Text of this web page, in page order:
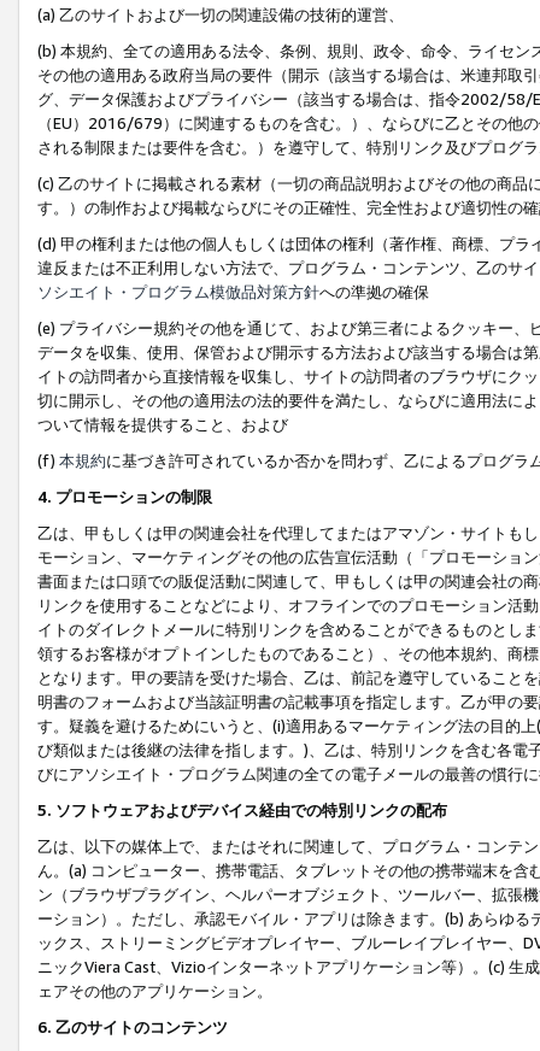
(a) 乙のサイトおよび一切の関連設備の技術的運営、
(b) 本規約、全ての適用ある法令、条例、規則、政令、命令、ライセ
その他の適用ある政府当局の要件（開示（該当する場合は、米連邦取
グ、データ保護およびプライバシー（該当する場合は、指令2002/58/
（EU）2016/679）に関連するものを含む。）、ならびに乙とその他
される制限または要件を含む。）を遵守して、特別リンク及びプログ
(c) 乙のサイトに掲載される素材（一切の商品説明およびその他の商
す。）の制作および掲載ならびにその正確性、完全性および適切性の
(d) 甲の権利または他の個人もしくは団体の権利（著作権、商標、プ
違反または不正利用しない方法で、プログラム・コンテンツ、乙のサ
ソシエイト・プログラム模倣品対策方針への準拠の確保
(e) プライバシー規約その他を通じて、および第三者によるクッキー
データを収集、使用、保管および開示する方法および該当する場合は
イトの訪問者から直接情報を収集し、サイトの訪問者のブラウザにク
切に開示し、その他の適用法の法的要件を満たし、ならびに適用法に
ついて情報を提供すること、および
(f) 本規約に基づき許可されているか否かを問わず、乙によるプログ
4. プロモーションの制限
乙は、甲もしくは甲の関連会社を代理してまたはアマゾン・サイトも
モーション、マーケティングその他の広告宣伝活動（「プロモーショ
書面または口頭での販促活動に関連して、甲もしくは甲の関連会社の
リンクを使用することなどにより、オフラインでのプロモーション活
イトのダイレクトメールに特別リンクを含めることができるものとし
領するお客様がオプトインしたものであること）、その他本規約、商
となります。甲の要請を受けた場合、乙は、前記を遵守していること
明書のフォームおよび当該証明書の記載事項を指定します。乙が甲の
す。疑義を避けるためにいうと、(i)適用あるマーケティング法の目的
び類似または後継の法律を指します。)、乙は、特別リンクを含む各
びにアソシエイト・プログラム関連の全ての電子メールの最善の慣行
5. ソフトウェアおよびデバイス経由での特別リンクの配布
乙は、以下の媒体上で、またはそれに関連して、プログラム・コンテ
ん。(a) コンピューター、携帯電話、タブレットその他の携帯端末を
ン（ブラウザプラグイン、ヘルパーオブジェクト、ツールバー、拡張
ーション）。ただし、承認モバイル・アプリは除きます。(b) あらゆ
ックス、ストリーミングビデオプレイヤー、ブルーレイプレイヤー、
ニックViera Cast、Vizioインターネットアプリケーション等）。(c)
ェアその他のアプリケーション。
6. 乙のサイトのコンテンツ